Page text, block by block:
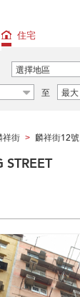
住宅
選擇地區
至 最大
祥街 > 麟祥街12號